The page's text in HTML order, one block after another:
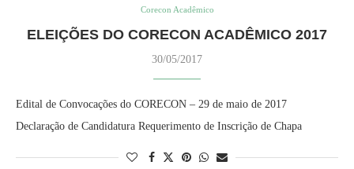
Corecon Acadêmico
ELEIÇÕES DO CORECON ACADÊMICO 2017
30/05/2017
Edital de Convocações do CORECON – 29 de maio de 2017
Declaração de Candidatura Requerimento de Inscrição de Chapa